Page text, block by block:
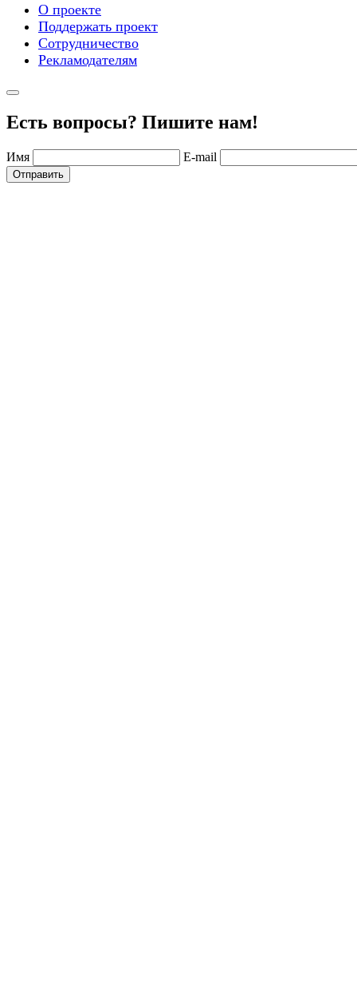
О проекте
Поддержать проект
Сотрудничество
Рекламодателям
Есть вопросы? Пишите нам!
Имя E-mail